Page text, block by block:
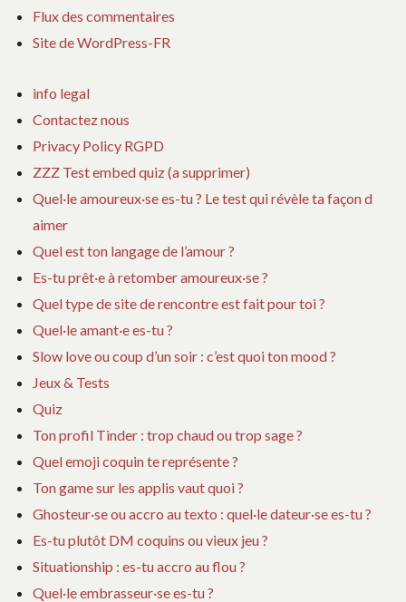
Flux des commentaires
Site de WordPress-FR
info legal
Contactez nous
Privacy Policy RGPD
ZZZ Test embed quiz (a supprimer)
Quel·le amoureux·se es-tu ? Le test qui révèle ta façon d
aimer
Quel est ton langage de l’amour ?
Es-tu prêt·e à retomber amoureux·se ?
Quel type de site de rencontre est fait pour toi ?
Quel·le amant·e es-tu ?
Slow love ou coup d’un soir : c’est quoi ton mood ?
Jeux & Tests
Quiz
Ton profil Tinder : trop chaud ou trop sage ?
Quel emoji coquin te représente ?
Ton game sur les applis vaut quoi ?
Ghosteur·se ou accro au texto : quel·le dateur·se es-tu ?
Es-tu plutôt DM coquins ou vieux jeu ?
Situationship : es-tu accro au flou ?
Quel·le embrasseur·se es-tu ?